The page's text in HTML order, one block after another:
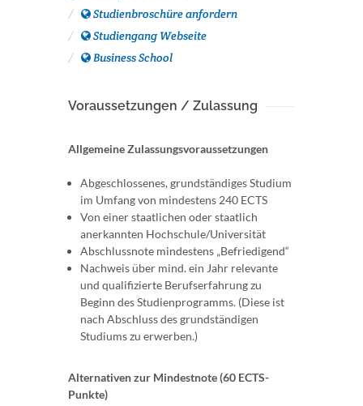
Studienbroschüre anfordern
Studiengang Webseite
Business School
Voraussetzungen / Zulassung
Allgemeine Zulassungsvoraussetzungen
Abgeschlossenes, grundständiges Studium
im Umfang von mindestens 240 ECTS
Von einer staatlichen oder staatlich
anerkannten Hochschule/Universität
Abschlussnote mindestens „Befriedigend“
Nachweis über mind. ein Jahr relevante
und qualifizierte Berufserfahrung zu
Beginn des Studienprogramms. (Diese ist
nach Abschluss des grundständigen
Studiums zu erwerben.)
Alternativen zur Mindestnote (60 ECTS-
Punkte)